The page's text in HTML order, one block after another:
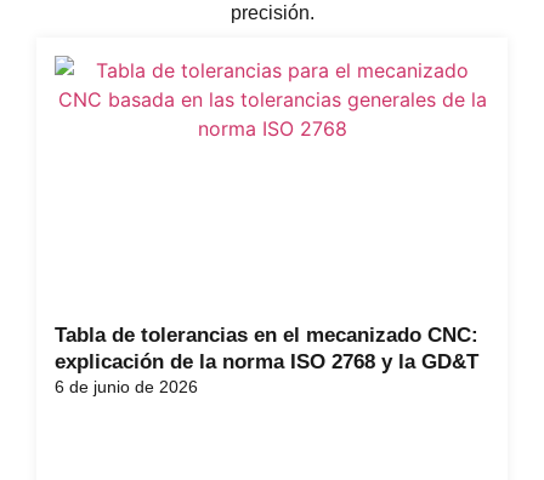
precisión.
Tabla de tolerancias en el mecanizado CNC:
explicación de la norma ISO 2768 y la GD&T
6 de junio de 2026